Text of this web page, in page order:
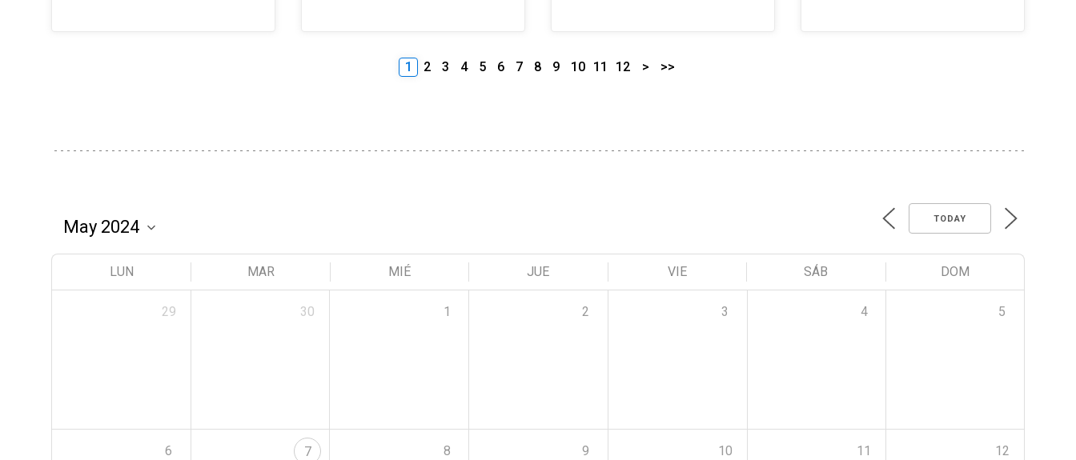
1 2 3 4 5 6 7 8 9 10 11 12 > >>
TODAY
LUN MAR MIÉ JUE VIE SÁB DOM
29 30 1 2 3 4 5
6 7 8 9 10 11 12